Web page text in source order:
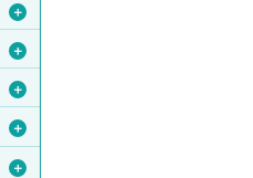
＋
＋
＋
＋
＋